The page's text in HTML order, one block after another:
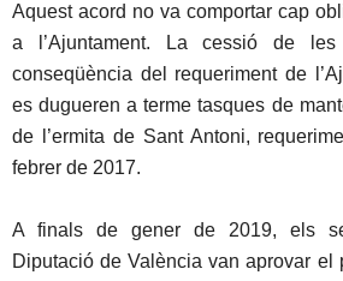
Aquest acord no va comportar cap
a l’Ajuntament. La cessió de
conseqüència del requeriment de
es dugueren a terme tasques de
de l’ermita de Sant Antoni,
febrer de 2017.
A finals de gener de 2019, els
Diputació de València van aprovar el